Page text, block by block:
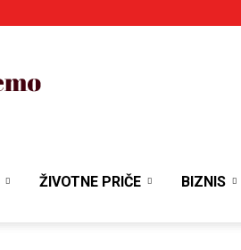
ŽIVOTNE PRIČE BIZNIS